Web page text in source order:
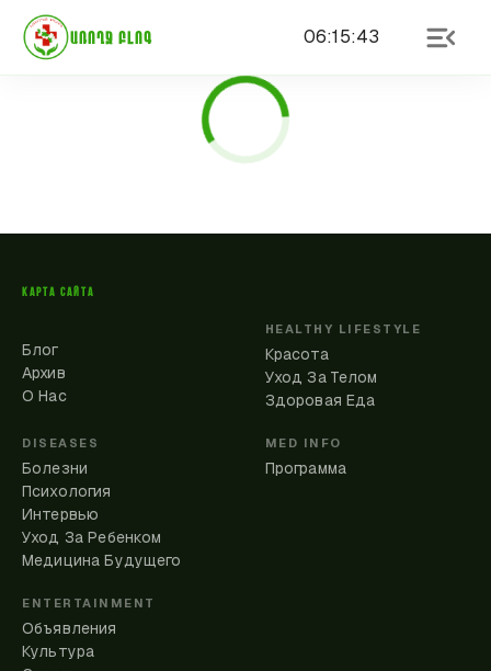
ԱՌՈՂՋ ԲԼՈԳ 06:15:43
КАРТА САЙТА
Блог
Архив
О Нас
HEALTHY LIFESTYLE
Красота
Уход За Телом
Здоровая Еда
DISEASES
Болезни
Психология
Интервью
Уход За Ребенком
Медицина Будущего
MED INFO
Программа
ENTERTAINMENT
Объявления
Культура